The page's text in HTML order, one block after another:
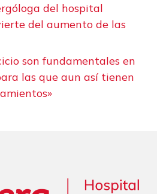
del hospital
del aumento de las
son fundamentales en
las que aun así tienen